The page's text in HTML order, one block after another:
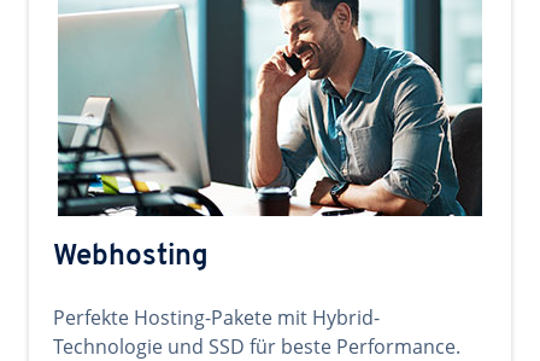
Webhosting
Perfekte Hosting-Pakete mit Hybrid-
Technologie und SSD für beste Performance.